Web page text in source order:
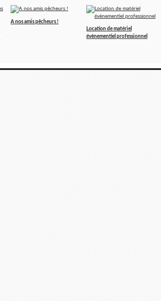
A nos amis pêcheurs !
Location de matériel
évènementiel professionnel